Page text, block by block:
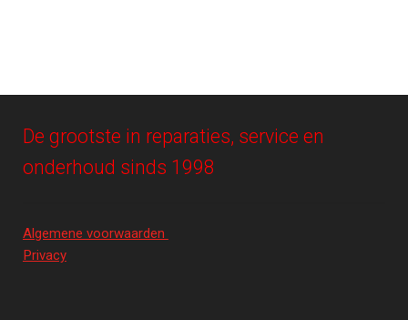
De grootste in reparaties, service en
onderhoud sinds 1998
Algemene voorwaarden
Privacy